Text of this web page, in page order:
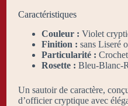
Caractéristiques
Couleur : Violet
Finition : sans Liseré
Particularité :
Rosette : Bleu-Blanc-
Un sautoir de caractère,
d’officier cryptique avec